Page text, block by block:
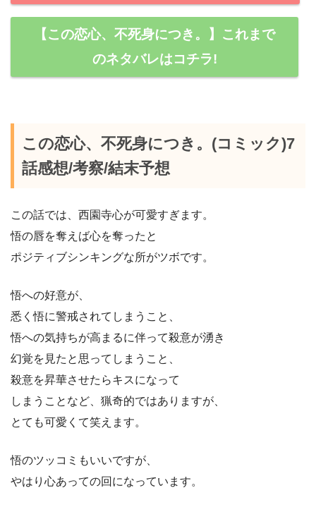
【この恋心、不死身につき。】これまで
のネタバレはコチラ!
この恋心、不死身につき。(コミック)7
話感想/考察/結末予想
この話では、西園寺心が可愛すぎます。
悟の唇を奪えば心を奪ったと
ポジティブシンキングな所がツボです。
悟への好意が、
悉く悟に警戒されてしまうこと、
悟への気持ちが高まるに伴って殺意が湧き
幻覚を見たと思ってしまうこと、
殺意を昇華させたらキスになって
しまうことなど、猟奇的ではありますが、
とても可愛くて笑えます。
悟のツッコミもいいですが、
やはり心あっての回になっています。